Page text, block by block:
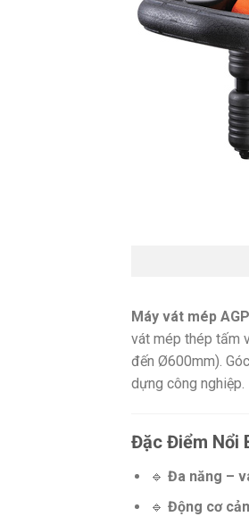
Máy vát mép
vát mép thép tấm
đến Ø600mm).
dựng công nghiệp.
Đặc Điểm Nổi
🔹 Đa năng –
🔹 Động cơ